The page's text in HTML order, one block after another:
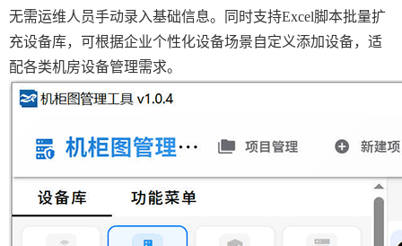
无需运维人员手动录入基础信息。同时支持Excel脚本批量扩
充设备库，可根据企业个性化设备场景自定义添加设备，适
配各类机房设备管理需求。